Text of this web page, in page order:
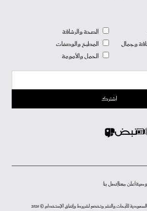
وجمال
الصحة والرشاقة
المطبخ والوصفات
الحمل والأمومة
أعلن معناإتصل بنا
للأبحاث والنشر وتخضع لشروط وإتفاق الإستخدام © 2026